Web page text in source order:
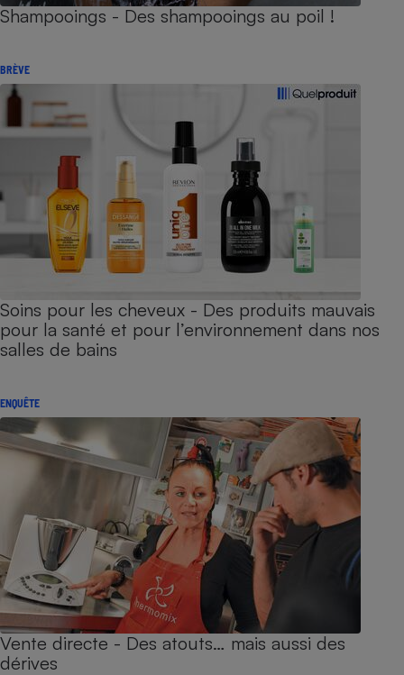
Shampooings - Des shampooings au poil !
BRÈVE
Soins pour les cheveux - Des produits mauvais
pour la santé et pour l’environnement dans nos
salles de bains
ENQUÊTE
Vente directe - Des atouts… mais aussi des
dérives